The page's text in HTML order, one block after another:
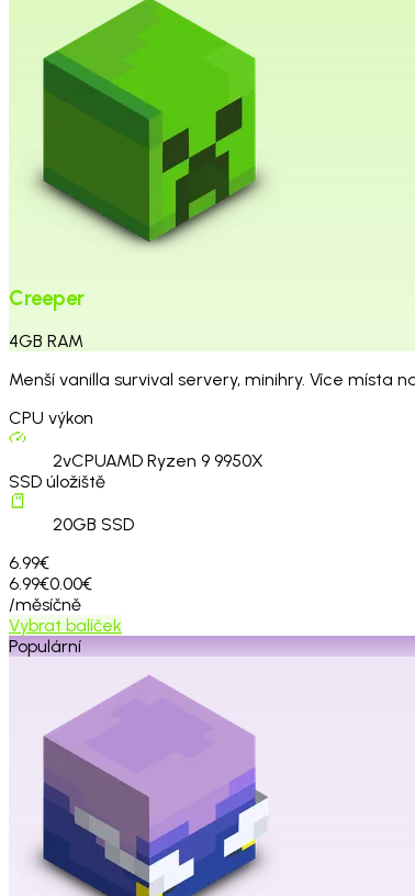
Creeper
4GB RAM
Menší vanilla survival servery, minihry. Více místa
CPU výkon
2vCPUAMD Ryzen 9 9950X
SSD úložiště
20GB SSD
6.99€
6.99€0.00€
/měsíčně
Vybrat balíček
Populární